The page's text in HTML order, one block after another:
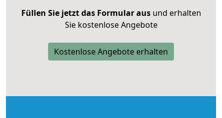
Füllen Sie jetzt das Formular ausund erhalten
Sie kostenlose Angebote
Kostenlose Angebote erhalten